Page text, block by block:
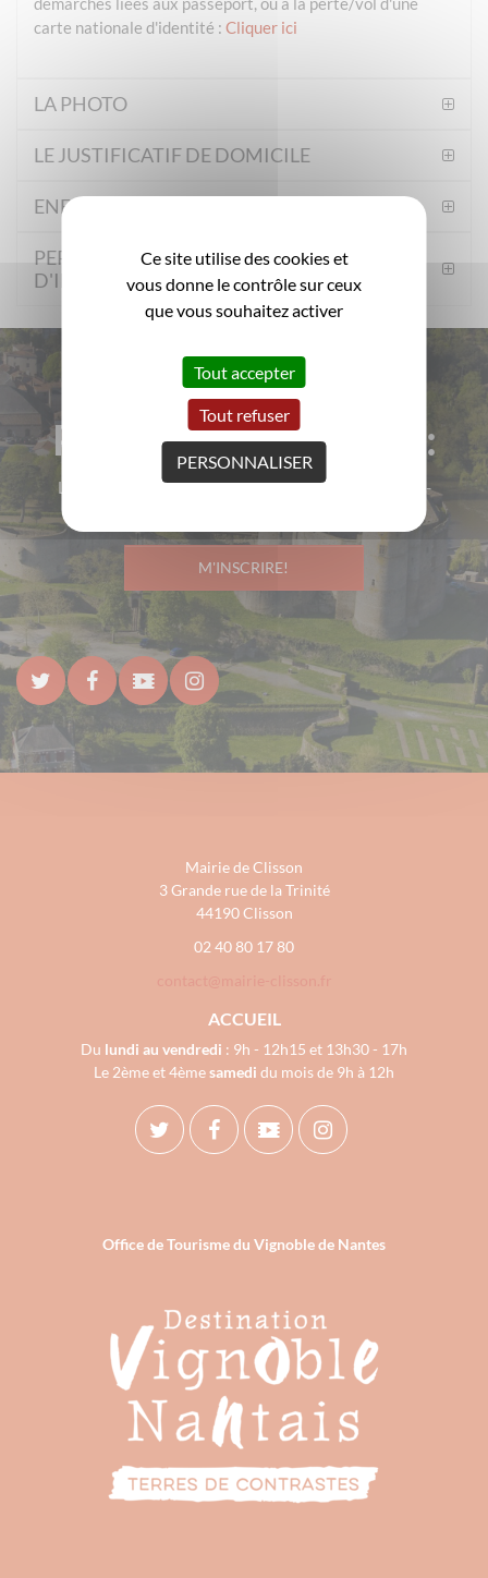
carte nationale d'identité : Cliquer ici
LA PHOTO
LE JUSTIFICATIF DE DOMICILE
ENFANT MINEUR
PERTE OU VOL DE VOTRE CARTE
D'IDENTITE
Pour rester informé :
La ville de Clisson vous informe régulièrement par e-
M'INSCRIRE!
Mairie de Clisson
3 Grande rue de la Trinité
44190 Clisson
02 40 80 17 80
ACCUEIL
Du lundi au vendredi : 9h - 12h15 et 13h30 - 17h
Le 2ème et 4èmesamedi du mois de 9h à 12h
Office de Tourisme du Vignoble de Nantes
Ce site utilise des cookies et
vous donne le contrôle sur ceux
que vous souhaitez activer
Tout accepter
Tout refuser
PERSONNALISER